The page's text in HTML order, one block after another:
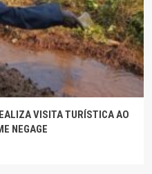
VISITA TURÍSTICA AO
NEGAGE